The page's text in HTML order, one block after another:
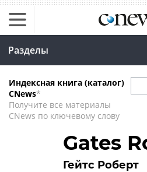
Разделы
Индексная книга (каталог)
CNews*
Получите все материалы
CNews по ключевому слову
Gates
Гейтс Роберт